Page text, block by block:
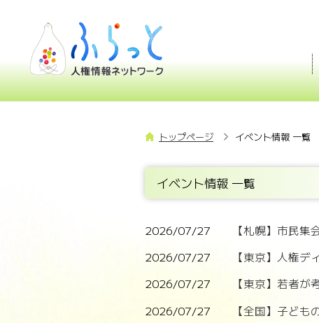
トップページ イベント情報 一覧
イベント情報 一覧
2026/07/27
【札幌】市民
2026/07/27
【東京】人権
2026/07/27
【東京】若者
2026/07/27
【全国】子ど